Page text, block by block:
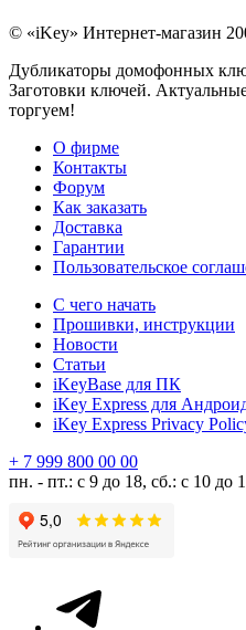
© «iKey» Интернет-магазин
Дубликаторы домофонных
Заготовки ключей.
торгуем!
О фирме
Контакты
Форум
Как заказать
Доставка
Гарантии
Пользовательское
С чего начать
Прошивки, инструкции
Новости
Статьи
iKeyBase для ПК
iKey Express для
iKey Express Privacy
+ 7 999 800 00 00
пн. - пт.: с 9 до 18, сб.: с 10 до